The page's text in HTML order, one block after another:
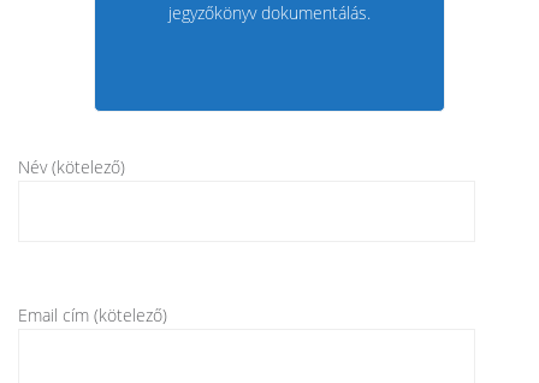
jegyzőkönyv dokumentálás.
Név (kötelező)
Email cím (kötelező)